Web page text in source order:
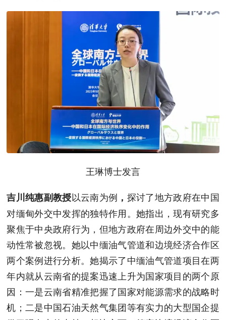
王琳博士发言
吉川纯惠副教授以云南为例 ， 探讨了地方政府在中国
对缅甸外交中发挥的独特作用。她指出，现有研究多
聚焦于中央政府行为，但地方政府在周边外交中的能
动性常被忽视。她以中缅油气管道和边境经济合作区
两个案例进行分析。她揭示了中缅油气管道项目在两
年内就从云南省的提案迅速上升为国家项目的两个原
因：一是云南省精准把握了国家对能源需求的战略时
机；二是中国石油天然气集团等有实力的大型国企提